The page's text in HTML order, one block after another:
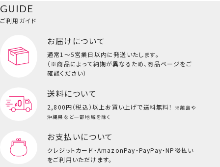
GUIDE
ご利用ガイド
お届けについて
通常1～5営業日以内に発送いたします。
（※商品によって納期が異なるため、商品ページをご
確認ください）
送料について
2,800円（税込）以上お買い上げで送料無料！
※離島や
沖縄県など一部地域を除く
お支払いについて
クレジットカード・AmazonPay・PayPay・NP後払い
をご利用いただけます。